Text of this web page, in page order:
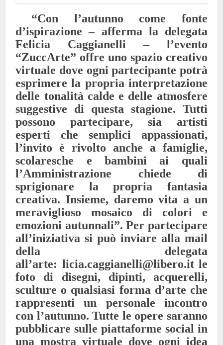
“Con l’autunno come fonte
d’ispirazione – afferma la delegata
Felicia Caggianelli – l’evento
“ZuccArte” offre uno spazio creativo
virtuale dove ogni partecipante potrà
esprimere la propria interpretazione
delle tonalità calde e delle atmosfere
suggestive di questa stagione. Tutti
possono partecipare, sia artisti
esperti che semplici appassionati,
l’invito è rivolto anche a famiglie,
scolaresche e bambini ai quali
l’Amministrazione chiede di
sprigionare la propria fantasia
creativa. Insieme, daremo vita a un
meraviglioso mosaico di colori e
emozioni autunnali”.Per partecipare
all’iniziativa si può inviare alla mail
della delegata
all’arte: licia.caggianelli@libero.it le
foto di disegni, dipinti, acquerelli,
sculture o qualsiasi forma d’arte che
rappresenti un personale incontro
con l’autunno. Tutte le opere saranno
pubblicare sulle piattaforme social in
una mostra virtuale dove ogni idea